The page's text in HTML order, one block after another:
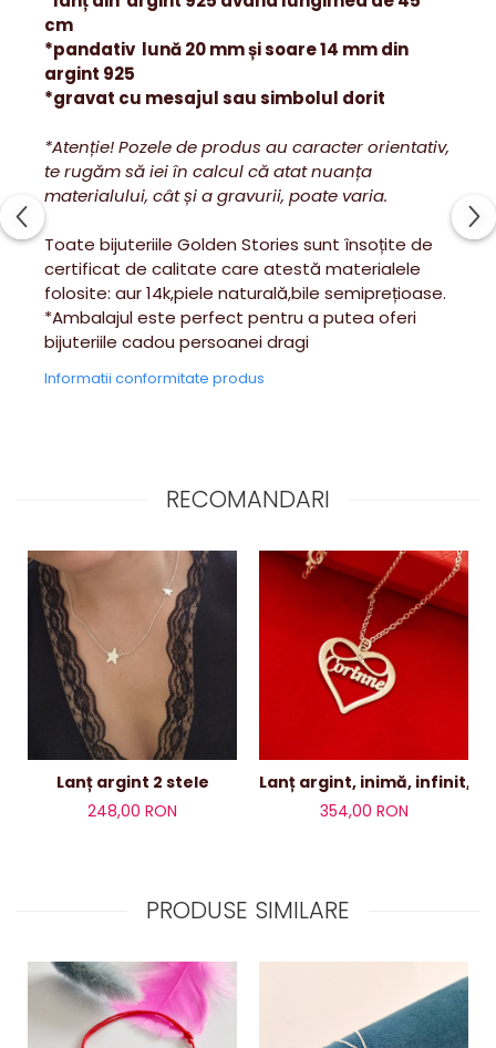
cm
*pandativ lună 20 mm și soare 14 mm din
argint 925
*gravat cu mesajul sau simbolul dorit
*Atenție! Pozele de produs au caracter orientativ,
te rugăm să iei în calcul că atat nuanța
materialului, cât și a gravurii, poate varia.
Toate bijuteriile Golden Stories sunt însoțite de
certificat de calitate care atestă materialele
folosite: aur 14k,piele naturală,bile semiprețioase.
*Ambalajul este perfect pentru a putea oferi
bijuteriile cadou persoanei dragi
Informatii conformitate produs
RECOMANDARI
Lanț argint 2 stele
248,00 RON
Lanț argint, inimă, infinit,
354,00 RON
PRODUSE SIMILARE